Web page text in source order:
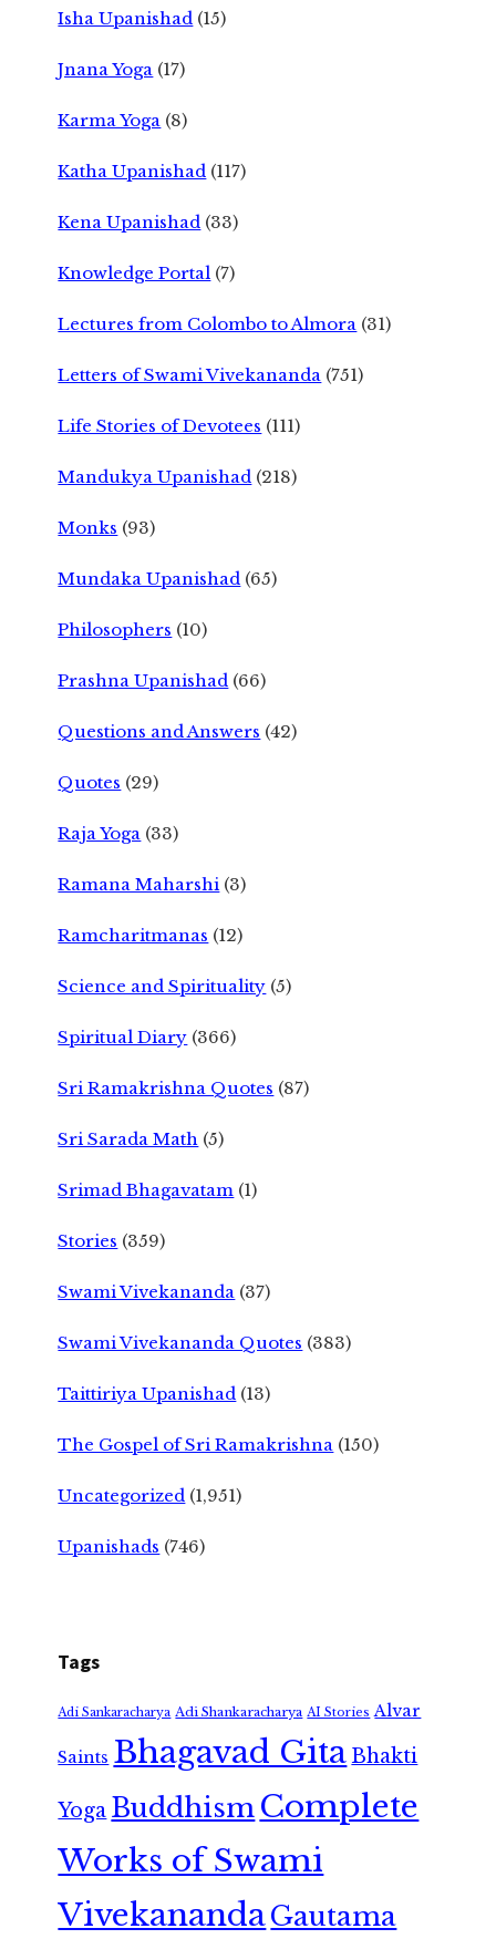
Isha Upanishad (15)
Jnana Yoga (17)
Karma Yoga (8)
Katha Upanishad (117)
Kena Upanishad (33)
Knowledge Portal (7)
Lectures from Colombo to Almora (31)
Letters of Swami Vivekananda (751)
Life Stories of Devotees (111)
Mandukya Upanishad (218)
Monks (93)
Mundaka Upanishad (65)
Philosophers (10)
Prashna Upanishad (66)
Questions and Answers (42)
Quotes (29)
Raja Yoga (33)
Ramana Maharshi (3)
Ramcharitmanas (12)
Science and Spirituality (5)
Spiritual Diary (366)
Sri Ramakrishna Quotes (87)
Sri Sarada Math (5)
Srimad Bhagavatam (1)
Stories (359)
Swami Vivekananda (37)
Swami Vivekananda Quotes (383)
Taittiriya Upanishad (13)
The Gospel of Sri Ramakrishna (150)
Uncategorized (1,951)
Upanishads (746)
Tags
Adi Sankaracharya Adi Shankaracharya AI Stories Alvar
Saints Bhagavad GitaBhakti
Yoga Buddhism Complete
Works of Swami
VivekanandaGautama